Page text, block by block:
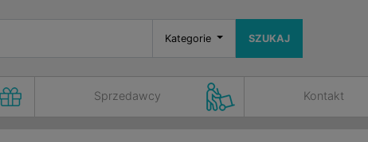
Kategorie SZUKAJ
Sprzedawcy Kontakt